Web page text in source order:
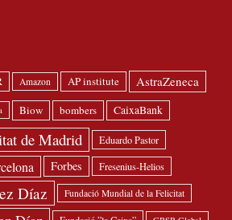
Amazon AP institute AstraZeneca
Biow bombers CaixaBank
de Madrid Eduardo Pastor
Forbes Fresenius-Helios
Díaz Fundació Mundial de la Felicitat